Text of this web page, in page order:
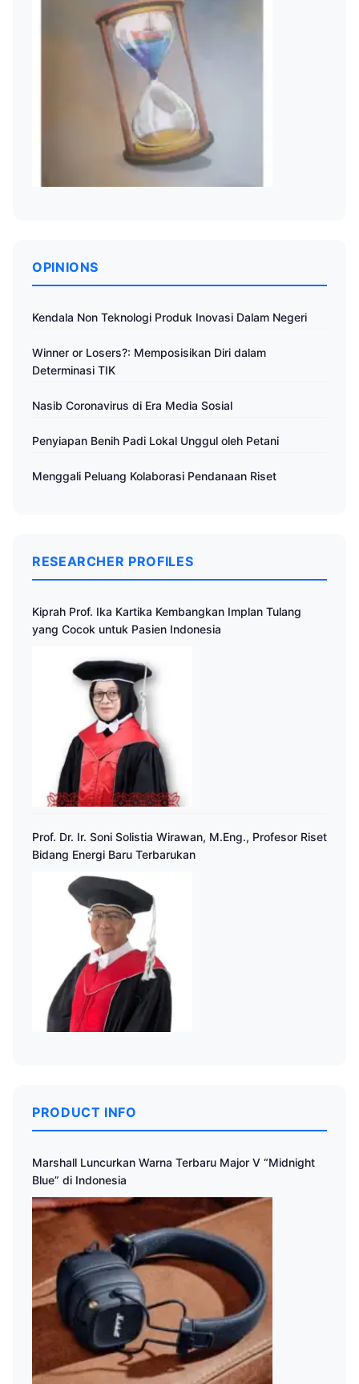
OPINIONS
Kendala Non Teknologi Produk Inovasi Dalam Negeri
Winner or Losers?: Memposisikan Diri dalam
Determinasi TIK
Nasib Coronavirus di Era Media Sosial
Penyiapan Benih Padi Lokal Unggul oleh Petani
Menggali Peluang Kolaborasi Pendanaan Riset
RESEARCHER PROFILES
Kiprah Prof. Ika Kartika Kembangkan Implan Tulang
yang Cocok untuk Pasien Indonesia
Prof. Dr. Ir. Soni Solistia Wirawan, M.Eng., Profesor Riset
Bidang Energi Baru Terbarukan
PRODUCT INFO
Marshall Luncurkan Warna Terbaru Major V “Midnight
Blue” di Indonesia